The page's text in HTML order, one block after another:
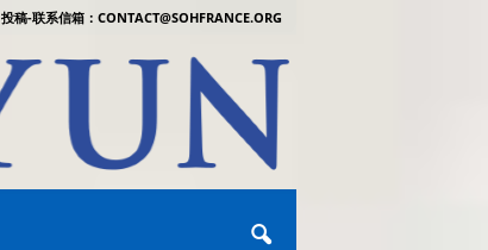
投稿-联系信箱：CONTACT@SOHFRANCE.ORG